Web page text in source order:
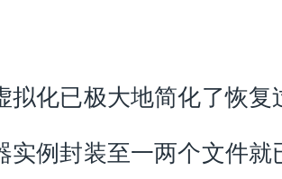
拟化已极大地简化了恢复
实例封装至一两个文件就